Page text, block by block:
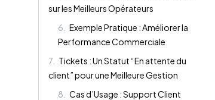
sur les Meilleurs Opérateurs
6
Exemple Pratique : Améliorer la
Performance Commerciale
7
Tickets : Un Statut “En attente du
client” pour une Meilleure Gestion
8
Cas d’Usage : Support Client